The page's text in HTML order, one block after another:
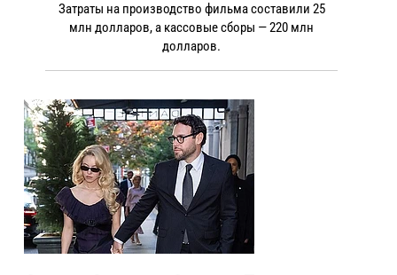
Затраты на производство фильма составили 25
млн долларов, а кассовые сборы — 220 млн
долларов.